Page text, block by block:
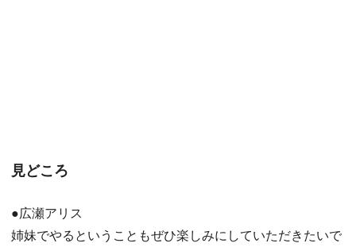
見どころ
●広瀬アリス
姉妹でやるということもぜひ楽しみにしていただきたいで